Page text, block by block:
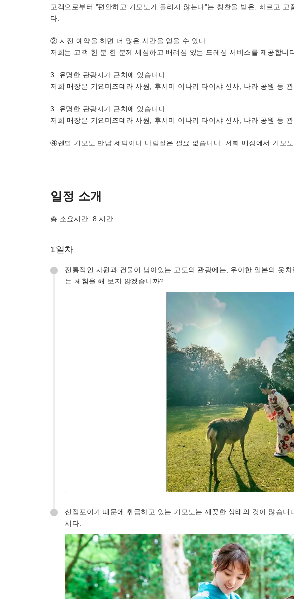
고객으로부터 "편안하고 기모노가 풀리지 않는다"는 칭찬을 받은, 빠르고 고
다.
② 사전 예약을 하면 더 많은 시간을 얻을 수 있다.
저희는 고객 한 분 한 분께 세심하고 배려심 있는 드레싱 서비스를 제공합니
3. 유명한 관광지가 근처에 있습니다.
저희 매장은 기요미즈데라 사원, 후시미 이나리 타이샤 신사, 나라 공원 등
3. 유명한 관광지가 근처에 있습니다.
저희 매장은 기요미즈데라 사원, 후시미 이나리 타이샤 신사, 나라 공원 등
④렌털 기모노 반납 세탁이나 다림질은 필요 없습니다. 저희 매장에서 기모
일정 소개
총 소요시간: 8 시간
1일차
전통적인 사원과 건물이 남아있는 고도의 관광에는, 우아한 일본의 옷
는 체험을 해 보지 않겠습니까?
신점포이기 때문에 취급하고 있는 기모노는 깨끗한 상태의 것이 많습
시다.